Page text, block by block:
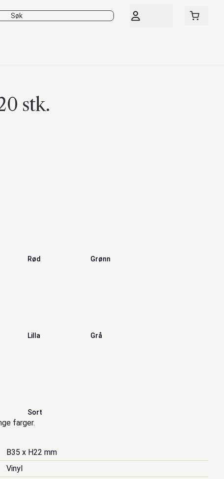
stk.
Rød Grønn
Lilla Grå
Sort
farger.
B35 x H22 mm
Vinyl